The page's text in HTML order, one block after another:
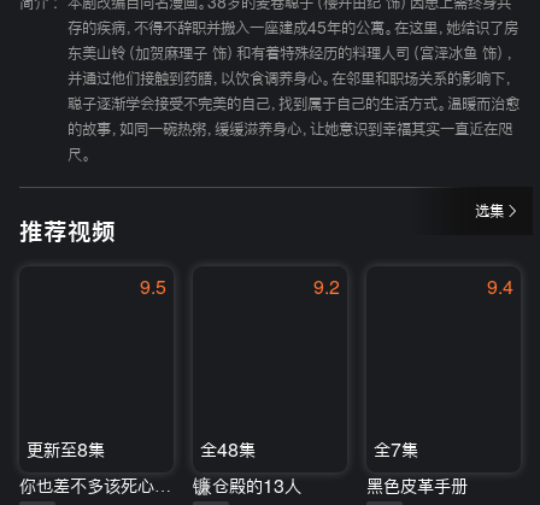
存的疾病，不得不辞职并搬入一座建成45年的公寓。在这里，她结识了房
东美山铃（加贺麻理子 饰）和有着特殊经历的料理人司（宫泽冰鱼 饰），
并通过他们接触到药膳，以饮食调养身心。在邻里和职场关系的影响下，
聪子逐渐学会接受不完美的自己，找到属于自己的生活方式。温暖而治愈
的故事，如同一碗热粥，缓缓滋养身心，让她意识到幸福其实一直近在咫
尺。
选集
推荐视频
9.5
更新至8集
9.2
全48集
镰仓殿的13人
9.4
全7集
黑色皮革手册